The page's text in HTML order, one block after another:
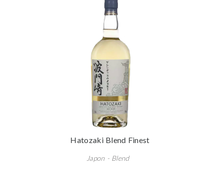
Hatozaki Blend Finest
Japon - Blend